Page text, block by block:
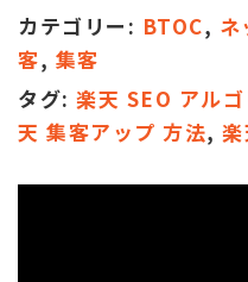
カテゴリー: BTOC, ネ
客, 集客
タグ: 楽天 SEO アル
天 集客アップ 方法,